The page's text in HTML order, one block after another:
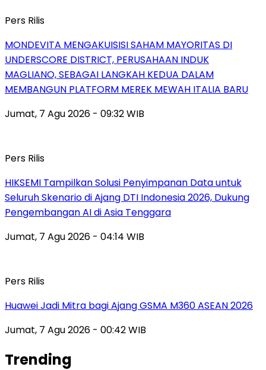
Pers Rilis
MONDEVITA MENGAKUISISI SAHAM MAYORITAS DI
UNDERSCORE DISTRICT, PERUSAHAAN INDUK
MAGLIANO, SEBAGAI LANGKAH KEDUA DALAM
MEMBANGUN PLATFORM MEREK MEWAH ITALIA BARU
Jumat, 7 Agu 2026 - 09:32 WIB
Pers Rilis
HIKSEMI Tampilkan Solusi Penyimpanan Data untuk
Seluruh Skenario di Ajang DTI Indonesia 2026, Dukung
Pengembangan AI di Asia Tenggara
Jumat, 7 Agu 2026 - 04:14 WIB
Pers Rilis
Huawei Jadi Mitra bagi Ajang GSMA M360 ASEAN 2026
Jumat, 7 Agu 2026 - 00:42 WIB
Trending